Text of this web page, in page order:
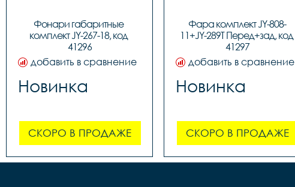
Фонари габаритные
комплект JY-267-18, код
41296
добавить в сравнение
Новинка
СКОРО В ПРОДАЖЕ
Фара комплект JY-808-
11+JY-289T Перед+зад, код
41297
добавить в сравнение
Новинка
СКОРО В ПРОДАЖЕ